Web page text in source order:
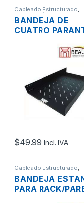
Cableado Estructurado,
Metalmecánicos
BANDEJA DE
CUATRO
75CM PARA
$49.99 Incl. IVA
Cableado Estructurado,
Metalmecánicos
BANDEJA
PARA RACK/